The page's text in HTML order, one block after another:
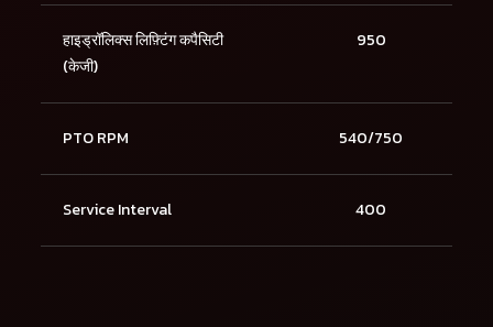
हाइड्रॉलिक्स लिफ़्टिंग कपैसिटी
(केजी)
950
PTO RPM 540/750
Service Interval 400